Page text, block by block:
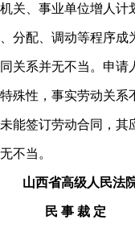
关、事业单位增人
分配、调动等程序
关系并无不当。申
殊性，事实劳动关系
能签订劳动合同，
不当。
级人民法
裁 定